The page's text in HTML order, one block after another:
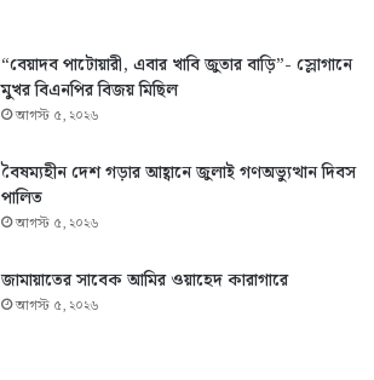
“বেয়াদব পাটোয়ারী, এবার খাবি জুতার বাড়ি”- স্লোগানে
মুখর বিএনপির বিজয় মিছিল
আগস্ট ৫, ২০২৬
বৈষম্যহীন দেশ গড়ার আহ্বানে জুলাই গণঅভ্যুত্থান দিবস
পালিত
আগস্ট ৫, ২০২৬
জামায়াতের সাবেক আমির ওয়াহেদ কারাগারে
আগস্ট ৫, ২০২৬